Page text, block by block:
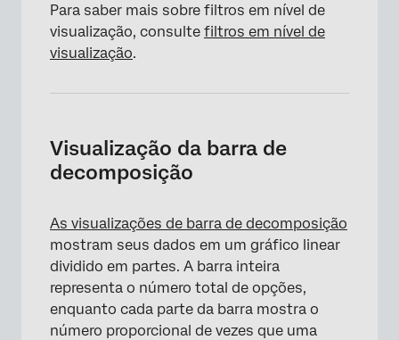
×
Para saber mais sobre filtros em nível de
visualização, consulte filtros em nível de
visualização.
Visualização da barra de
decomposição
As visualizações de barra de decomposição
mostram seus dados em um gráfico linear
dividido em partes. A barra inteira
representa o número total de opções,
enquanto cada parte da barra mostra o
número proporcional de vezes que uma